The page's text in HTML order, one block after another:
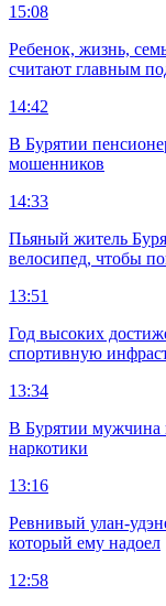
15:08
Ребенок, жизнь,
считают главным
14:42
В Бурятии
мошенников
14:33
Пьяный житель
велосипед, чтобы
13:51
Год высоких
спортивную
13:34
В Бурятии мужчина
наркотики
13:16
Ревнивый улан-
который ему надоел
12:58